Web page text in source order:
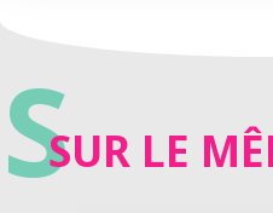
SSUR LE